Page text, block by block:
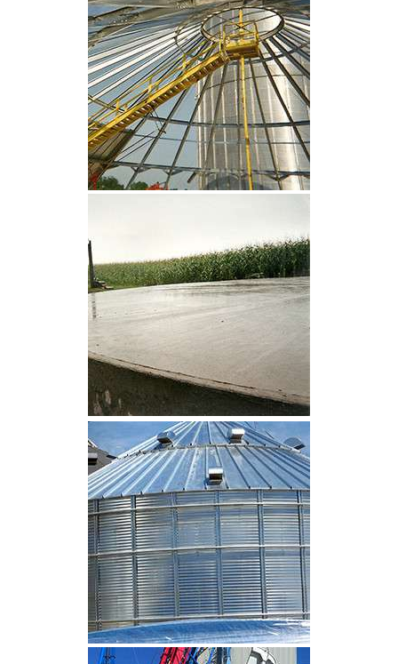
CLIQUEZ POUR AGRANDIR
CLIQUEZ POUR AGRANDIR
CLIQUEZ POUR AGRANDIR